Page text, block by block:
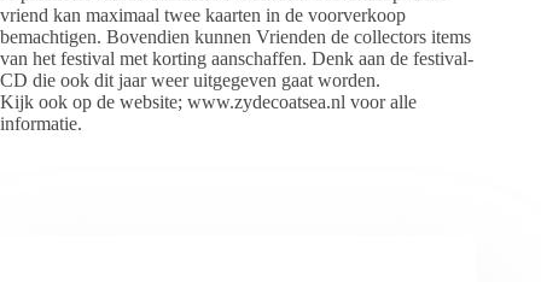
vriend kan maximaal twee kaarten in de voorverkoop
bemachtigen. Bovendien kunnen Vrienden de collectors items
van het festival met korting aanschaffen. Denk aan de festival-
CD die ook dit jaar weer uitgegeven gaat worden.
Kijk ook op de website; www.zydecoatsea.nl voor alle
informatie.